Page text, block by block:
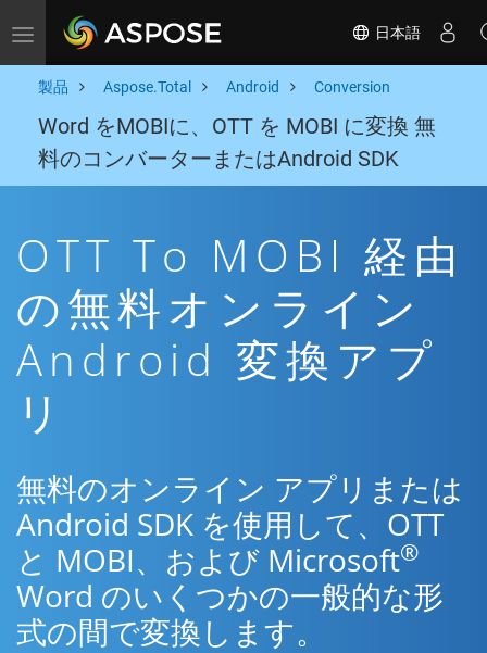
Toggle navigation 日本語
製品 Aspose.Total Android Conversion
Word をMOBIに、OTT を MOBI に変換 無
料のコンバーターまたはAndroid SDK
OTT To MOBI 経由
の無料オンライン
Android 変換アプ
リ
無料のオンライン アプリまたは
Android SDK を使用して、OTT
と MOBI、および Microsoft®
Word のいくつかの一般的な形
式の間で変換します。